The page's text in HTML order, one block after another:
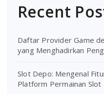
Recent
Daftar Provider Game
yang Menghadirkan
Slot Depo: Mengenal
Platform Permainan Slot